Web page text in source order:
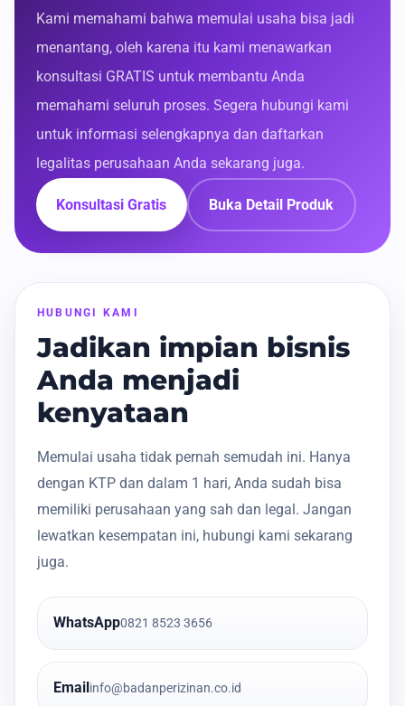
Kami memahami bahwa memulai usaha bisa jadi
menantang, oleh karena itu kami menawarkan
konsultasi GRATIS untuk membantu Anda
memahami seluruh proses. Segera hubungi kami
untuk informasi selengkapnya dan daftarkan
legalitas perusahaan Anda sekarang juga.
Konsultasi Gratis Buka Detail Produk
HUBUNGI KAMI
Jadikan impian bisnis
Anda menjadi
kenyataan
Memulai usaha tidak pernah semudah ini. Hanya
dengan KTP dan dalam 1 hari, Anda sudah bisa
memiliki perusahaan yang sah dan legal. Jangan
lewatkan kesempatan ini, hubungi kami sekarang
juga.
WhatsApp0821 8523 3656
Email info@badanperizinan.co.id